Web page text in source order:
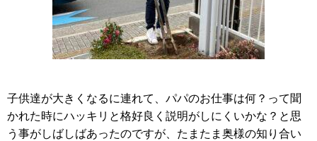
子供達が大きくなるに連れて、パパのお仕事は何？って聞
かれた時にハッキリと格好良く説明がしにくいかな？と思
う事がしばしばあったのですが、たまたま奥様の知り合い